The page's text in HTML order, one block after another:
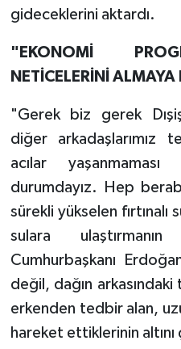
gideceklerini aktardı.
"EKONOMİ
NETİCELERİNİ
"Gerek biz gerek
diğer arkadaşlarımız
acılar
durumdayız. Hep
sürekli yükselen
sulara
Cumhurbaşkanı
değil, dağın
erkenden tedbir alan,
hareket ettiklerinin altını